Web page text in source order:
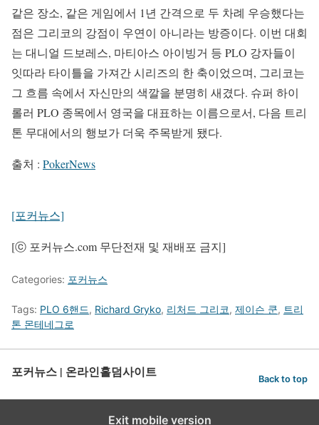
같은 장소, 같은 게임에서 1년 간격으로 두 차례 우승했다는
점은 그리코의 강점이 우연이 아니라는 방증이다. 이번 대회
는 대니얼 드보레스, 마티아스 아이빙거 등 PLO 강자들이
잇따라 타이틀을 가져간 시리즈의 한 축이었으며, 그리코는
그 흐름 속에서 자신만의 색깔을 분명히 새겼다. 슈퍼 하이
롤러 PLO 종목에서 영국을 대표하는 이름으로서, 다음 트리
톤 무대에서의 행보가 더욱 주목받게 됐다.
출처 : PokerNews
[포커뉴스]
[ⓒ 포커뉴스.com 무단전재 및 재배포 금지]
Categories: 포커뉴스
Tags: PLO 6핸드, Richard Gryko, 리처드 그리코, 제이슨 쿤, 트리
톤 몬테네그로
포커뉴스 | 온라인홀덤사이트 Back to top
Exit mobile version